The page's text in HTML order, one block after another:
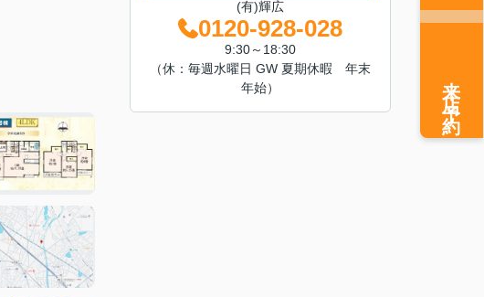
(有)輝広
0120-928-028
9:30～18:30
（休：毎週水曜日 GW 夏期休暇 年末
年始）
来店予約